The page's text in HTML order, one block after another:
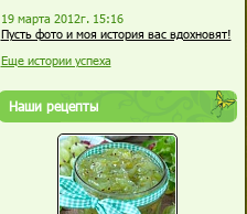
19 марта 2012г. 15:16
Пусть фото и моя история вас вдохновят!
Еще истории успеха
Наши рецепты